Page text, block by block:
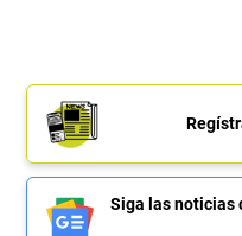
Siga las noticias